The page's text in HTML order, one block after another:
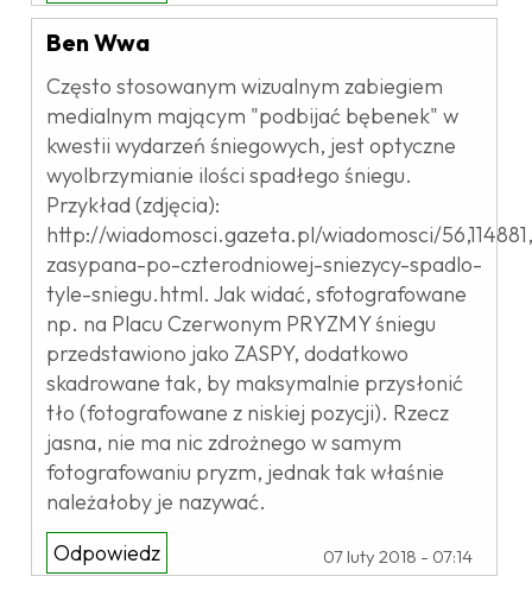
Ben Wwa
Często stosowanym wizualnym zabiegiem
medialnym mającym "podbijać bębenek" w
kwestii wydarzeń śniegowych, jest optyczne
wyolbrzymianie ilości spadłego śniegu.
Przykład (zdjęcia):
http://wiadomosci.gazeta.pl/wiadomosci/
zasypana-po-czterodniowej-sniezycy-spadlo-
tyle-sniegu.html. Jak widać, sfotografowane
np. na Placu Czerwonym PRYZMY śniegu
przedstawiono jako ZASPY, dodatkowo
skadrowane tak, by maksymalnie przysłonić
tło (fotografowane z niskiej pozycji). Rzecz
jasna, nie ma nic zdrożnego w samym
fotografowaniu pryzm, jednak tak właśnie
należałoby je nazywać.
07 luty 2018 - 07:14
Odpowiedz